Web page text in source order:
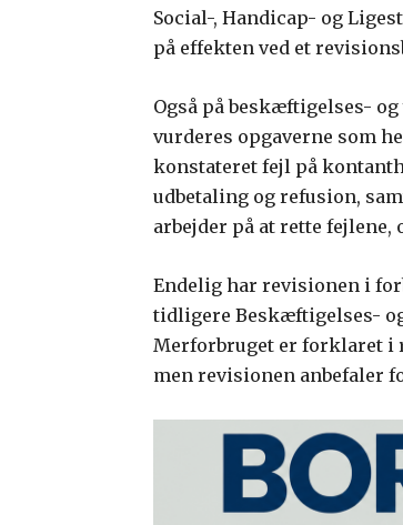
Social-, Handicap- og
på effekten ved et
Også på beskæftigelses-
vurderes opgaverne som
konstateret fejl på
udbetaling og refusion,
arbejder på at rette fejlene,
Endelig har revisionen i
tidligere Beskæftigelses-
Merforbruget er forklaret i
men revisionen anbefaler